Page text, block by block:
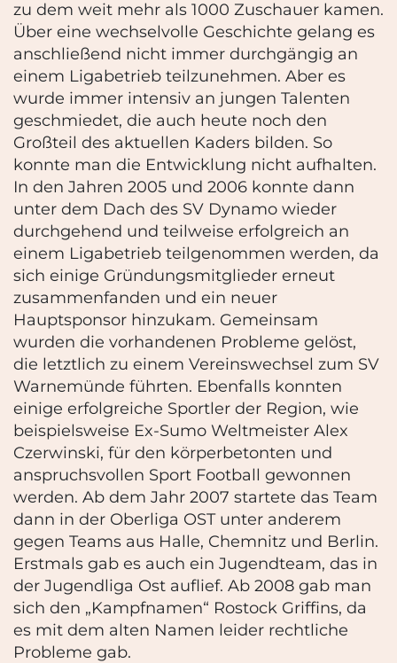
zu dem weit mehr als 1000 Zuschauer kamen.
Über eine wechselvolle Geschichte gelang es
anschließend nicht immer durchgängig an
einem Ligabetrieb teilzunehmen. Aber es
wurde immer intensiv an jungen Talenten
geschmiedet, die auch heute noch den
Großteil des aktuellen Kaders bilden. So
konnte man die Entwicklung nicht aufhalten.
In den Jahren 2005 und 2006 konnte dann
unter dem Dach des SV Dynamo wieder
durchgehend und teilweise erfolgreich an
einem Ligabetrieb teilgenommen werden, da
sich einige Gründungsmitglieder erneut
zusammenfanden und ein neuer
Hauptsponsor hinzukam. Gemeinsam
wurden die vorhandenen Probleme gelöst,
die letztlich zu einem Vereinswechsel zum SV
Warnemünde führten. Ebenfalls konnten
einige erfolgreiche Sportler der Region, wie
beispielsweise Ex-Sumo Weltmeister Alex
Czerwinski, für den körperbetonten und
anspruchsvollen Sport Football gewonnen
werden. Ab dem Jahr 2007 startete das Team
dann in der Oberliga OST unter anderem
gegen Teams aus Halle, Chemnitz und Berlin.
Erstmals gab es auch ein Jugendteam, das in
der Jugendliga Ost auflief. Ab 2008 gab man
sich den „Kampfnamen“ Rostock Griffins, da
es mit dem alten Namen leider rechtliche
Probleme gab.